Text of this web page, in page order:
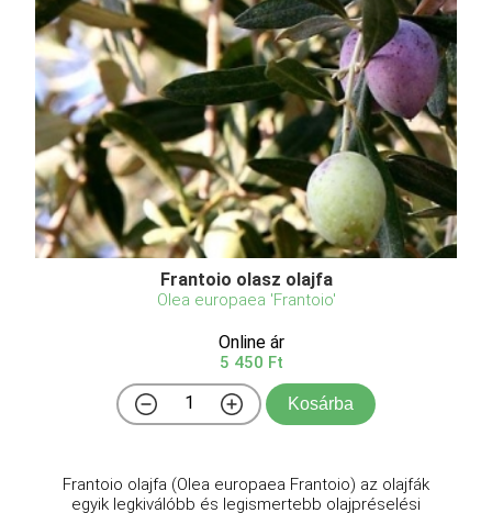
Frantoio olasz olajfa
Olea europaea 'Frantoio'
Online ár
5 450 Ft
Kosárba
Frantoio olajfa (Olea europaea Frantoio) az olajfák
egyik legkiválóbb és legismertebb olajpréselési